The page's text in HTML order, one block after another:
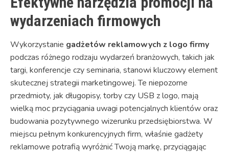
wydarzeniach firmowych
Wykorzystanie gadżetów reklamowych z logo firmy
podczas różnego rodzaju wydarzeń branżowych, takich jak
targi, konferencje czy seminaria, stanowi kluczowy element
skutecznej strategii marketingowej. Te niepozorne
przedmioty, jak długopisy, torby czy USB z logo, mają
wielką moc przyciągania uwagi potencjalnych klientów oraz
budowania pozytywnego wizerunku przedsiębiorstwa. W
miejscu pełnym konkurencyjnych firm, właśnie gadżety
reklamowe potrafią wyróżnić Twoją markę, przyciągając